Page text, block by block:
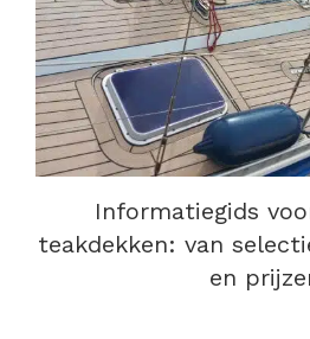
Informatiegids
teakdekken: van
en